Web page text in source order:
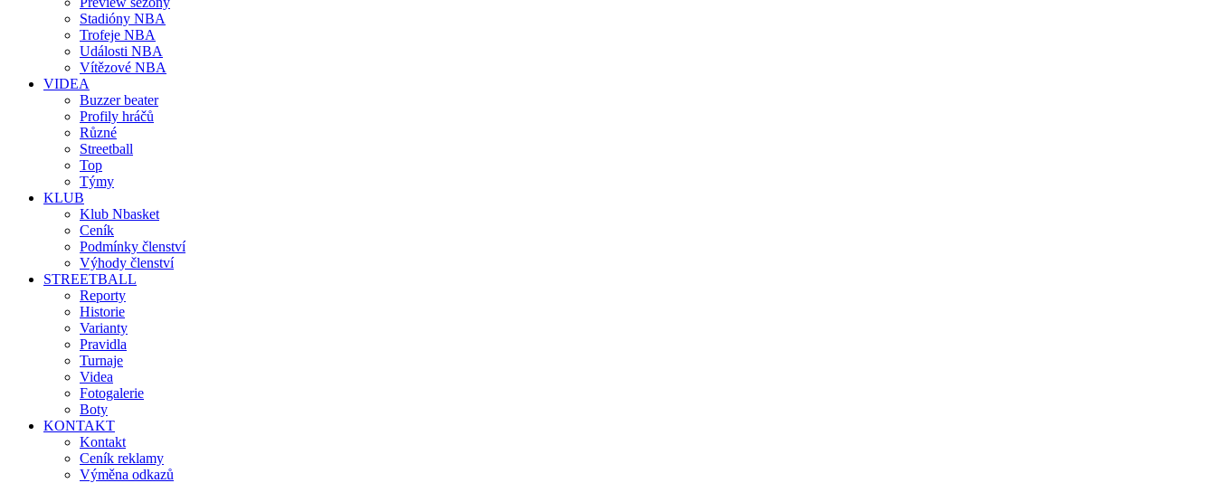
Stadióny NBA
Trofeje NBA
Události NBA
Vítězové NBA
VIDEA
Buzzer beater
Profily hráčů
Různé
Streetball
Top
Týmy
KLUB
Klub Nbasket
Ceník
Podmínky členství
Výhody členství
STREETBALL
Reporty
Historie
Varianty
Pravidla
Turnaje
Videa
Fotogalerie
Boty
KONTAKT
Kontakt
Ceník reklamy
Výměna odkazů